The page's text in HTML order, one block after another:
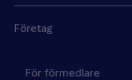
Företag
För förmedlare